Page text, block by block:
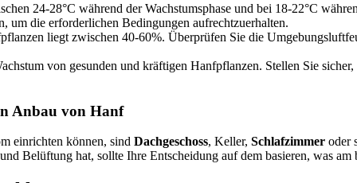
24-28°C während der Wachstumsphase und bei 18-22°C
um die erforderlichen Bedingungen aufrechtzuerhalten.
liegt zwischen 40-60%. Überprüfen Sie die
von gesunden und kräftigen Hanfpflanzen. Stellen Sie
Anbau von Hanf
einrichten können, sind Dachgeschoss, Keller, Schlafzimmer oder
Belüftung hat, sollte Ihre Entscheidung auf dem basieren, was am